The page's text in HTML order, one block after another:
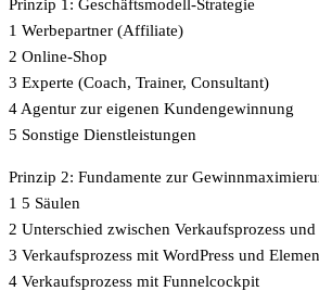
Prinzip 1: Geschäftsmodell-Strategie
1 Werbepartner (Affiliate)
2 Online-Shop
3 Experte (Coach, Trainer, Consultant)
4 Agentur zur eigenen Kundengewinnung
5 Sonstige Dienstleistungen
Prinzip 2: Fundamente zur
1 5 Säulen
2 Unterschied zwischen Verkaufsprozess und
3 Verkaufsprozess mit WordPress und
4 Verkaufsprozess mit Funnelcockpit